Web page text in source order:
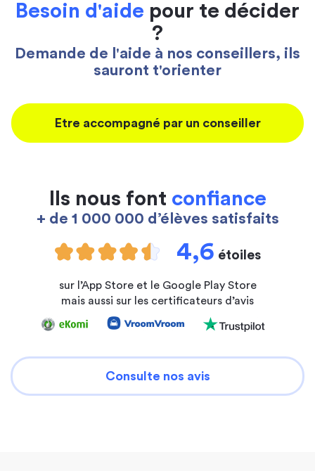
Besoin d'aide pour te décider
?
Demande de l'aide à nos conseillers, ils
sauront t'orienter
Etre accompagné par un conseiller
Ils nous font confiance
+ de 1 000 000 d’élèves satisfaits
4,6 étoiles
sur l’App Store et le Google Play Store
mais aussi sur les certificateurs d’avis
Consulte nos avis